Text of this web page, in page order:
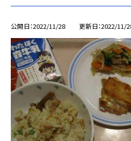
公開日 2022/11/28 更新日 2022/11/